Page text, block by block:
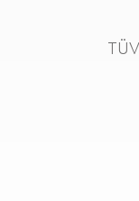
Die
nur für
bestimmt.
oder
zu Ihrem
Ich